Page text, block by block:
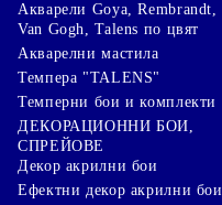
Акварели Goya, Rembrandt,
Van Gogh, Talens по цвят
Акварелни мастила
Темпера "TALENS"
Темперни бои и комплекти
ДЕКОРАЦИОННИ БОИ,
СПРЕЙОВЕ
Декор акрилни бои
Ефектни декор акрилни бои